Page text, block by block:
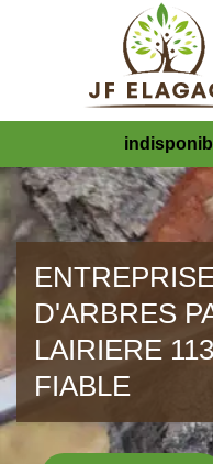
D'ARBRES
LAIRIERE
FIABLE